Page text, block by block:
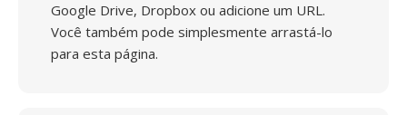
Google Drive, Dropbox ou adicione um URL.
Você também pode simplesmente arrastá-lo
para esta página.